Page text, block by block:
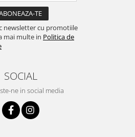
newsletter cu promotiile
mai multe in Politica de
SOCIAL
ne in social media